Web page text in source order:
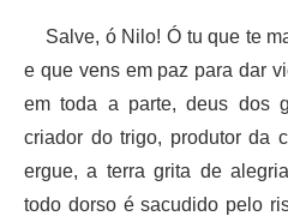
Salve, ó Nilo! Ó tu que te
e que vens em paz para dar
em toda a parte, deus dos
criador do trigo, produtor da
ergue, a terra grita de
todo dorso é sacudido pelo